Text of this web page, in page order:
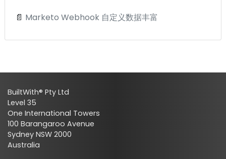
📄 Marketo Webhook 自定义数据丰富
BuiltWith® Pty Ltd
Level 35
One International Towers
100 Barangaroo Avenue
Sydney NSW 2000
Australia